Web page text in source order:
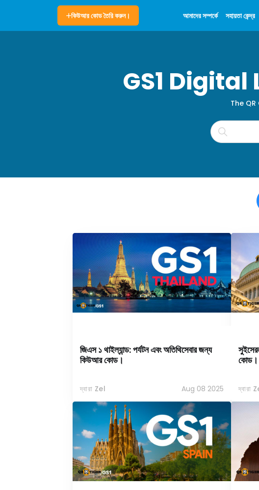
কিউআর কোড তৈরি করুন। আমাদের সম্পর্কে সহায়তা কেন্দ্র
GS1
The
জিএস ১ থাইল্যান্ড: পর্যটন এবং অতিথিসেবার জন্য
কিউআর কোড।
দ্বারা Zel Aug 08 2025
কোড।
দ্বারা